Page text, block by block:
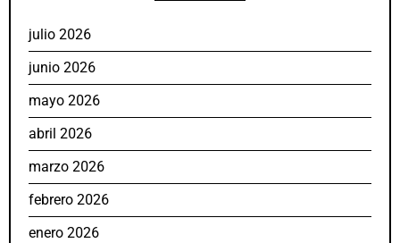
julio 2026
junio 2026
mayo 2026
abril 2026
marzo 2026
febrero 2026
enero 2026